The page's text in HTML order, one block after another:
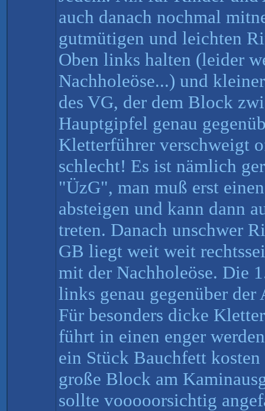
auch danach nochmal
gutmütigen und leichten
Oben links halten (leider
Nachholeöse...) und
des VG, der dem Block
Hauptgipfel genau
Kletterführer verschweigt
schlecht! Es ist nämlich
"ÜzG", man muß erst
absteigen und kann dann
treten. Danach unschwer
GB liegt weit weit
mit der Nachholeöse. Die
links genau gegenüber der
Für besonders dicke
führt in einen enger
ein Stück Bauchfett
große Block am
sollte vooooorsichtig